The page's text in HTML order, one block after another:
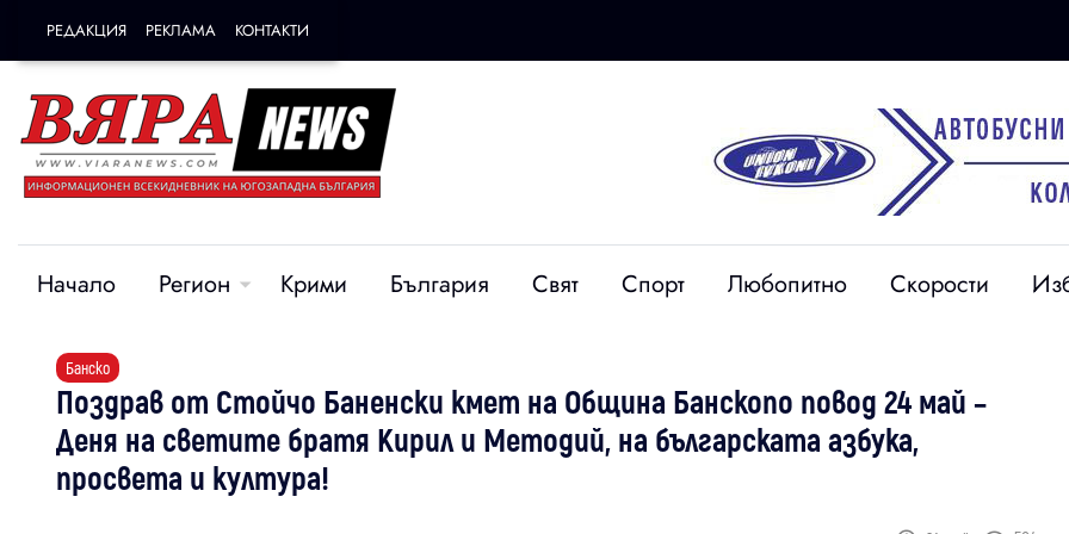
РЕДАКЦИЯ РЕКЛАМА КОНТАКТИ
Начало Регион Крими България Свят Спорт Любопитно Скорости
Банско
Поздрав от Стойчо Баненски кмет на Община Банскопо повод 24 май –
Деня на светите братя Кирил и Методий, на българската азбука,
просвета и култура!